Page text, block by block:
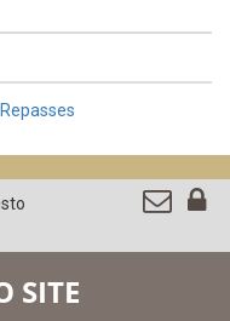
SITE